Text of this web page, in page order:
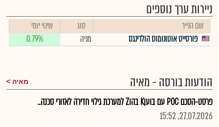
ניירות ערך נוספים
שם הנייר סוג
שינוי יומי
פורסייט אוטונומוס הולדינגס
מניה 0.79%
הודעות בורסה - מאיה מאיה
פרסט-הסכם POC עם בועןK בהוZ למערכת גילוי חדירה לאזורי סכנה..
27.07.2026, 15:52